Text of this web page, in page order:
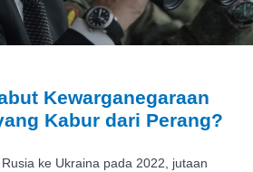
Kewarganegaraan
Kabur dari Perang?
ke Ukraina pada 2022, jutaan